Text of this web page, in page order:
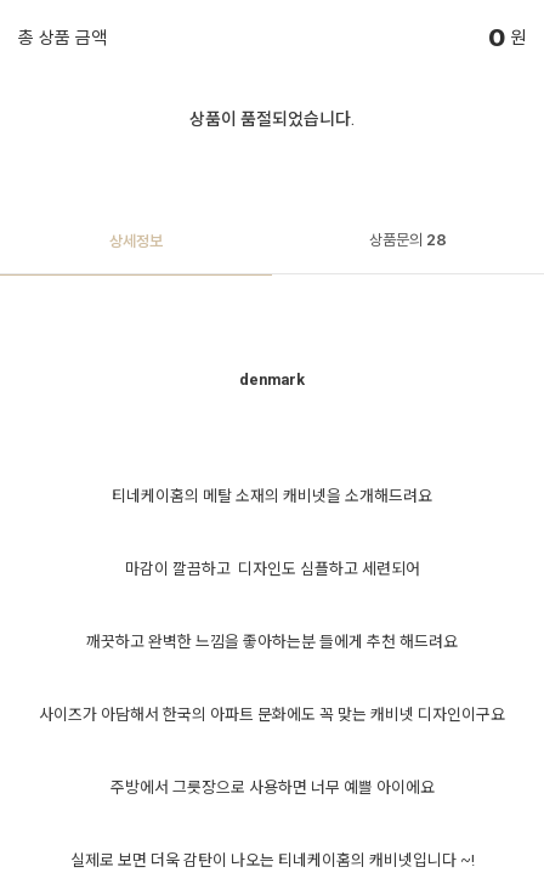
총 상품 금액 0 원
상품이 품절되었습니다.
상세정보 상품문의 28
denmark
티네케이홈의 메탈 소재의 캐비넷을 소개해드려요
마감이 깔끔하고 디자인도 심플하고 세련되어
깨끗하고 완벽한 느낌을 좋아하는분 들에게 추천 해드려요
사이즈가 아담해서 한국의 아파트 문화에도 꼭 맞는 캐비넷 디자인이구요
주방에서 그릇장으로 사용하면 너무 예쁠 아이에요
실제로 보면 더욱 감탄이 나오는 티네케이홈의 캐비넷입니다 ~!